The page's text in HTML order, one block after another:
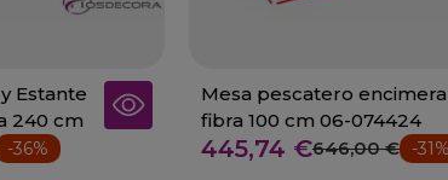
Estante
240 cm
-36%
Mesa pescatero encimera
fibra 100 cm 06-074424
445,74 €646,00 € -